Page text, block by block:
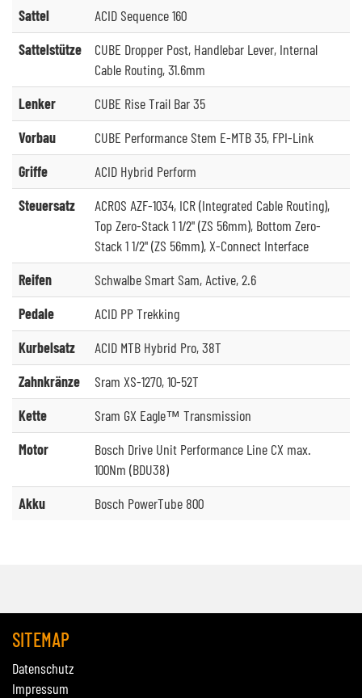
Sattel
ACID Sequence 160
Sattelstütze
CUBE Dropper Post, Handlebar Lever, Internal
Cable Routing, 31.6mm
Lenker
CUBE Rise Trail Bar 35
Vorbau
CUBE Performance Stem E-MTB 35, FPI-Link
Griffe
ACID Hybrid Perform
Steuersatz
ACROS AZF-1034, ICR (Integrated Cable Routing),
Top Zero-Stack 1 1/2" (ZS 56mm), Bottom Zero-
Stack 1 1/2" (ZS 56mm), X-Connect Interface
Reifen
Schwalbe Smart Sam, Active, 2.6
Pedale
ACID PP Trekking
Kurbelsatz
ACID MTB Hybrid Pro, 38T
Zahnkränze
Sram XS-1270, 10-52T
Kette
Sram GX Eagle™ Transmission
Motor
Bosch Drive Unit Performance Line CX max.
100Nm (BDU38)
Akku
Bosch PowerTube 800
SITEMAP
Datenschutz
Impressum